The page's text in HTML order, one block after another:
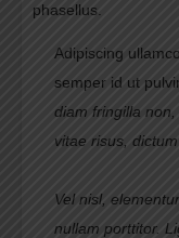
phasellus.
Adipiscing
semper id ut
diam fringilla
vitae risus, dictum
Vel nisl,
nullam porttitor.